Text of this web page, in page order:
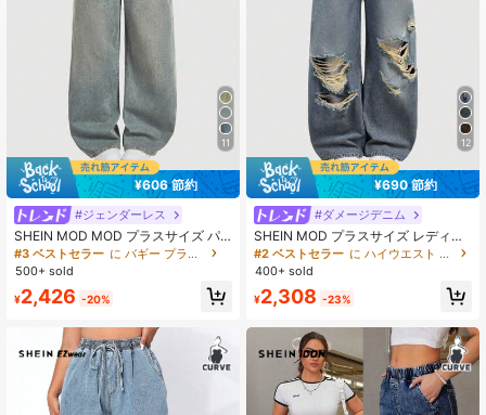
4.89 543K フォロワー
4.89 543K フォロワー
4.89 543K フォロワー
4.89 543K フォロワー
11
¥606 節約
#ジェンダーレス
SHEIN MOD MOD プラスサイズ パ
ッチポケット カジュアル 多用途 ル
ーズ ワイドレッグ バギージーンズ
#3 ベストセラー
に バギー プラスサイズデニム
500+ sold
¥2,426 -20%
12
¥690 節約
#ダメージデニム
SHEIN MOD プラスサイズ レディー
ス カジュアル ゆったり フレアレッ
グ ダメージデニムジーンズ、ブルー
#2 ベストセラー
に ハイウエスト プラスサイズデニム
400+ sold
¥2,308 -23%